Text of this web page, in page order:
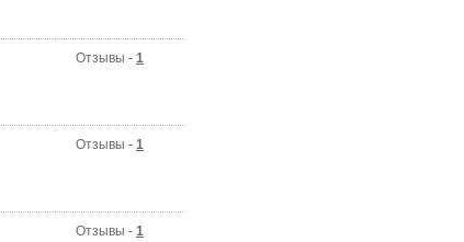
Отзывы - 1
Отзывы - 1
Отзывы - 1